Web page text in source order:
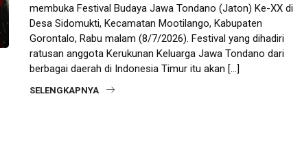
membuka Festival Budaya Jawa Tondano (Jaton) Ke-XX di
Desa Sidomukti, Kecamatan Mootilango, Kabupaten
Gorontalo, Rabu malam (8/7/2026). Festival yang dihadiri
ratusan anggota Kerukunan Keluarga Jawa Tondano dari
berbagai daerah di Indonesia Timur itu akan […]
SELENGKAPNYA